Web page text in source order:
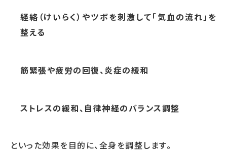
経絡（けいらく）やツボを刺激して「気血の流れ」を
整える
筋緊張や疲労の回復、炎症の緩和
ストレスの緩和、自律神経のバランス調整
といった効果を目的に、全身を調整します。